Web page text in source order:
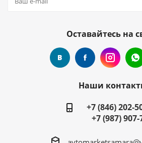
Оставайтесь на
Наши
+7 (846) 202-
+7 (987) 907-